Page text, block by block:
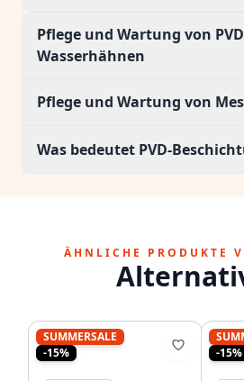
Pflege und Wartung von
Wasserhähnen
Pflege und Wartung von
Was bedeutet PVD-
ÄHNLICHE PRODUKTE
SUMMERSALE
-15%
-15%